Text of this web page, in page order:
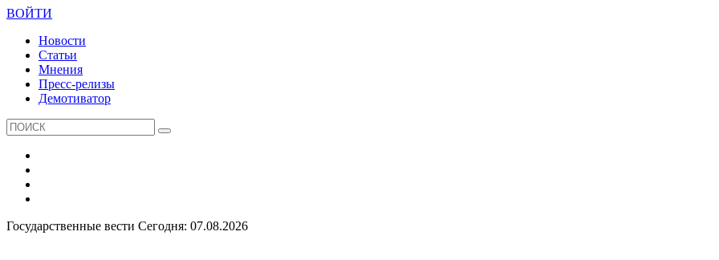
ВОЙТИ
Новости
Статьи
Мнения
Пресс-релизы
Демотиватор
Государственные вести Сегодня: 07.08.2026